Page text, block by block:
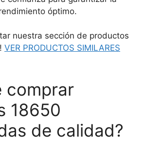
óptimo.
nuestra sección de productos
VER PRODUCTOS SIMILARES
comprar
18650
de calidad?